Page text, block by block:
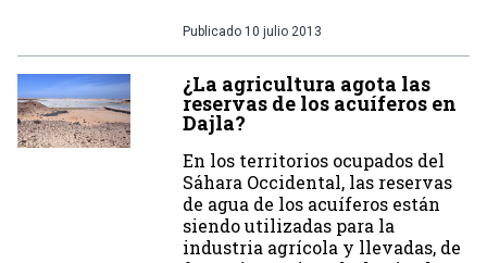
Publicado 10 julio 2013
¿La agricultura agota las
reservas de los acuíferos en
Dajla?
En los territorios ocupados del
Sáhara Occidental, las reservas
de agua de los acuíferos están
siendo utilizadas para la
industria agrícola y llevadas, de